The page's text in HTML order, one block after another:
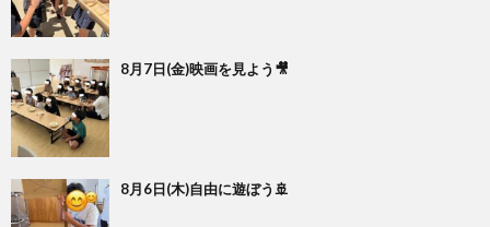
8月7日(金)映画を見よう🎥
8月6日(木)自由に遊ぼう🚢